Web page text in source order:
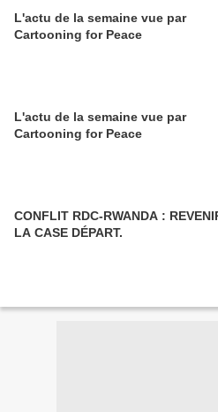
L'actu de la semaine vue par
Cartooning for Peace
L'actu de la semaine vue par
Cartooning for Peace
CONFLIT RDC-RWANDA :
LA CASE DÉPART.